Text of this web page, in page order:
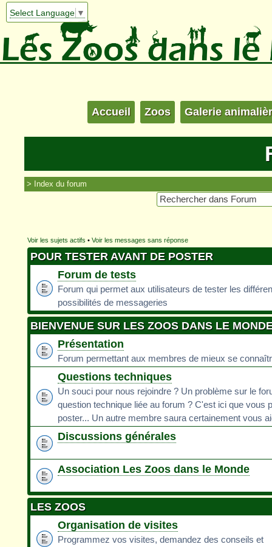
Select Language ▼
Accueil Zoos Galerie
Index du forum
Voir les sujets actifs • Voir les messages sans réponse
POUR TESTER AVANT DE POSTER
Forum de tests
Forum qui permet aux utilisateurs de tester les
possibilités de messageries
BIENVENUE SUR LES ZOOS DANS LE
Présentation
Forum permettant aux membres de mieux se
Questions techniques
Un souci pour nous rejoindre ? Un problème sur le
question technique liée au forum ? C'est ici que vous
poster... Un autre membre saura certainement vous
Discussions générales
Association Les Zoos dans le Monde
LES ZOOS
Organisation de visites
Programmez vos visites, demandez des conseils et